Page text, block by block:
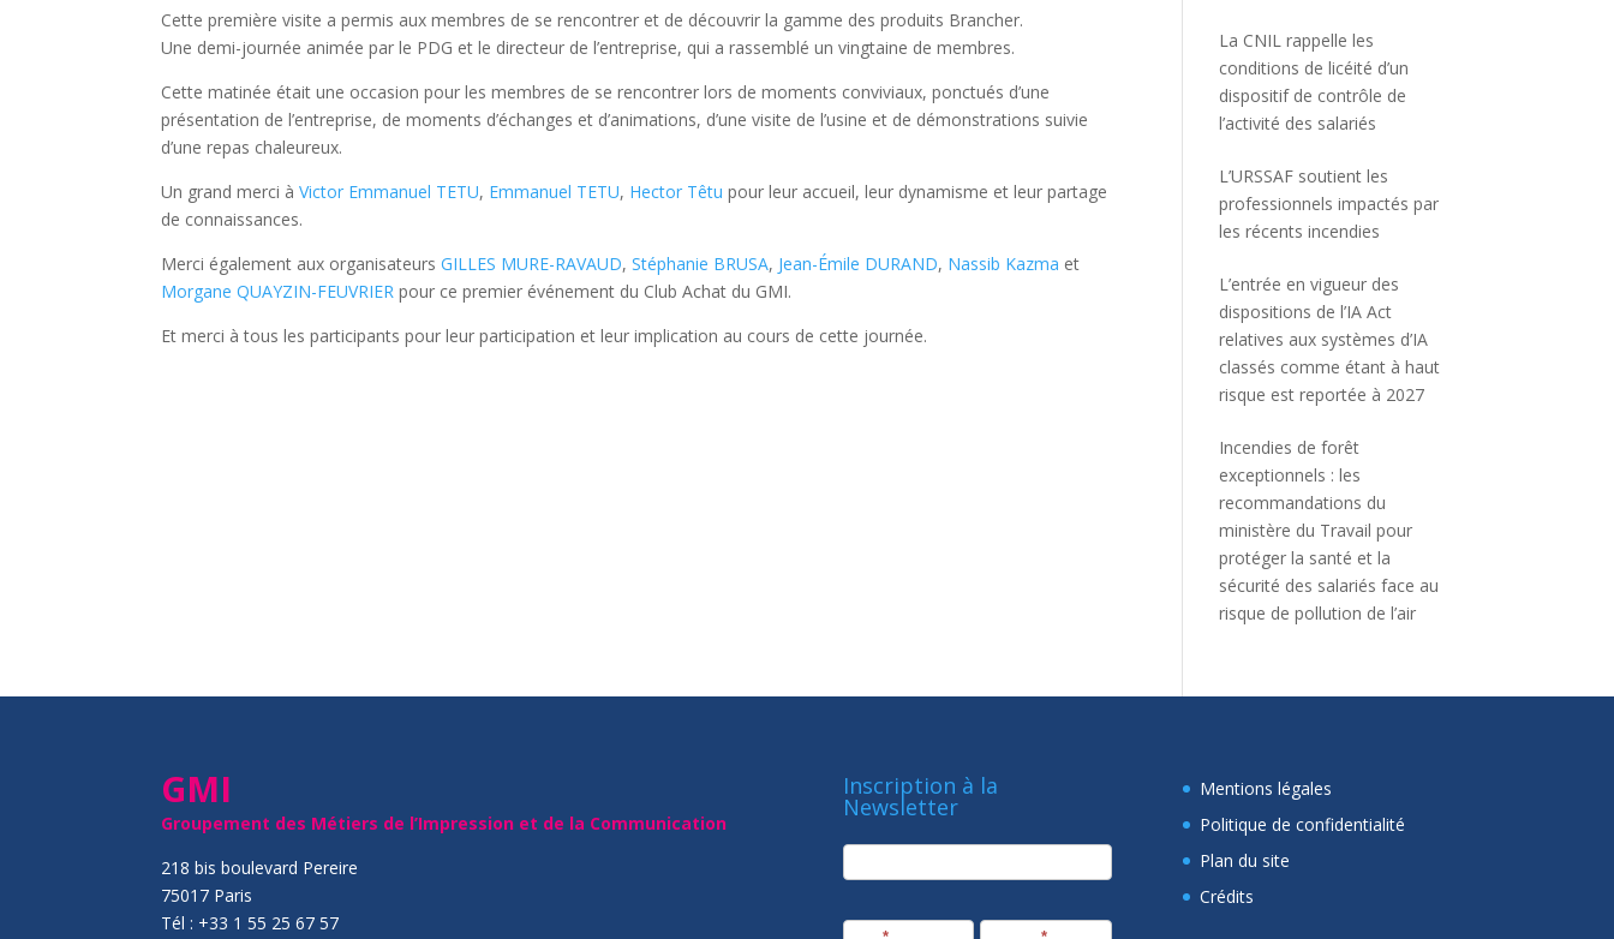
Cette première visite a permis aux membres de se rencontrer et de découvrir la gamme des produits Brancher.
Une demi-journée animée par le PDG et le directeur de l’entreprise, qui a rassemblé un vingtaine de membres.
Cette matinée était une occasion pour les membres de se rencontrer lors de moments conviviaux, ponctués d’une
présentation de l’entreprise, de moments d’échanges et d’animations, d’une visite de l’usine et de démonstrations suivie
d’une repas chaleureux.
Un grand merci àVictor Emmanuel TETU, Emmanuel TETU, Hector Têtu pour leur accueil, leur dynamisme et leur partage
de connaissances.
Merci également aux organisateursGILLES MURE-RAVAUD,Stéphanie BRUSA, Jean-Émile DURAND, Nassib Kazma et
Morgane QUAYZIN-FEUVRIER pour ce premier événement du Club Achat du GMI.
Et merci à tous les participants pour leur participation et leur implication au cours de cette journée.
La CNIL rappelle les
conditions de licéité d’un
dispositif de contrôle de
l’activité des salariés
L’URSSAF soutient les
professionnels impactés par
les récents incendies
L’entrée en vigueur des
dispositions de l’IA Act
relatives aux systèmes d’IA
classés comme étant à haut
risque est reportée à 2027
Incendies de forêt
exceptionnels : les
recommandations du
ministère du Travail pour
protéger la santé et la
sécurité des salariés face au
risque de pollution de l’air
GMI
Groupement des Métiers de l’Impression et de la Communication
218 bis boulevard Pereire
75017 Paris
Tél : +33 1 55 25 67 57
Inscription à la
Newsletter
newsletter
Mentions légales
Politique de confidentialité
Plan du site
Crédits